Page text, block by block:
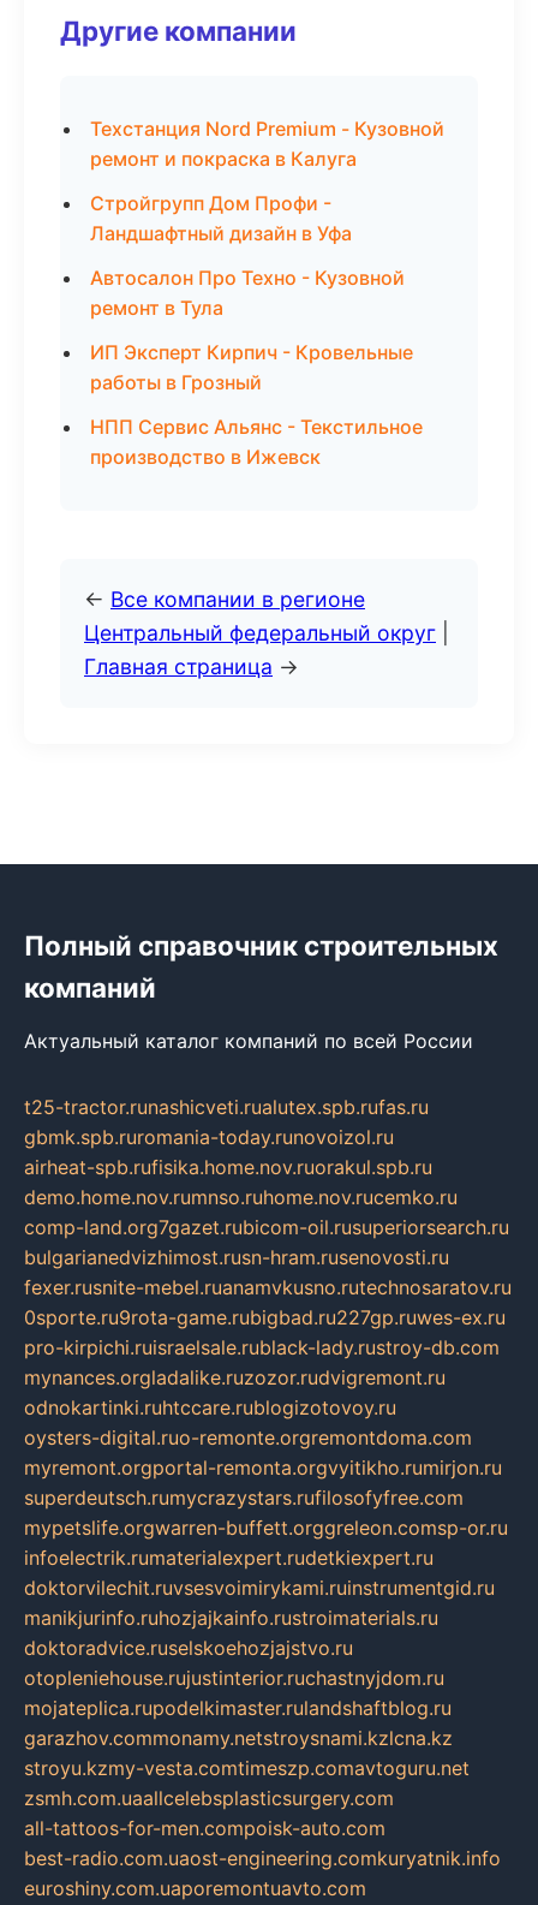
Другие компании
Техстанция Nord Premium - Кузовной
ремонт и покраска в Калуга
Стройгрупп Дом Профи -
Ландшафтный дизайн в Уфа
Автосалон Про Техно - Кузовной
ремонт в Тула
ИП Эксперт Кирпич - Кровельные
работы в Грозный
НПП Сервис Альянс - Текстильное
производство в Ижевск
← Все компании в регионе
Центральный федеральный округ
Главная страница →
Полный справочник строительных
компаний
Актуальный каталог компаний по всей России
t25-tractor.runashicveti.rualutex.spb.rufas.ru
gbmk.spb.ruromania-today.runovoizol.ru
airheat-spb.rufisika.home.nov.ruorakul.spb.ru
demo.home.nov.rumnso.ruhome.nov.rucemko.ru
comp-land.org7gazet.rubicom-oil.rusuperiorsearch.ru
bulgarianedvizhimost.rusn-hram.rusenovosti.ru
fexer.rusnite-mebel.ruanamvkusno.rutechnosaratov.ru
0sporte.ru9rota-game.rubigbad.ru227gp.ruwes-ex.ru
pro-kirpichi.ruisraelsale.rublack-lady.rustroy-db.com
mynances.orgladalike.ruzozor.rudvigremont.ru
odnokartinki.ruhtccare.rublogizotovoy.ru
oysters-digital.ruo-remonte.orgremontdoma.com
myremont.orgportal-remonta.orgvyitikho.rumirjon.ru
superdeutsch.rumycrazystars.rufilosofyfree.com
mypetslife.orgwarren-buffett.orggreleon.comsp-or.ru
infoelectrik.rumaterialexpert.rudetkiexpert.ru
doktorvilechit.ruvsesvoimirykami.ruinstrumentgid.ru
manikjurinfo.ruhozjajkainfo.rustroimaterials.ru
doktoradvice.ruselskoehozjajstvo.ru
otopleniehouse.rujustinterior.ruchastnyjdom.ru
mojateplica.rupodelkimaster.rulandshaftblog.ru
garazhov.commonamy.netstroysnami.kzlcna.kz
stroyu.kzmy-vesta.comtimeszp.comavtoguru.net
zsmh.com.uaallcelebsplasticsurgery.com
all-tattoos-for-men.compoisk-auto.com
best-radio.com.uaost-engineering.comkuryatnik.info
euroshiny.com.uaporemontuavto.com